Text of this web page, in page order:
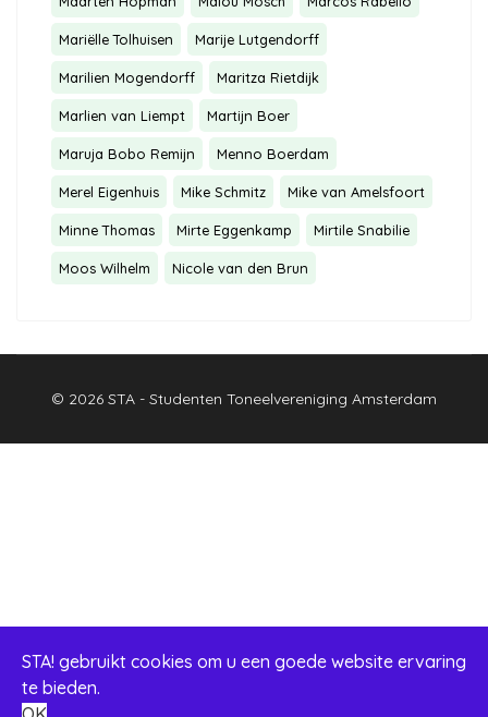
Mariëlle Tolhuisen Marije Lutgendorff
Marilien Mogendorff Maritza Rietdijk
Marlien van Liempt Martijn Boer
Maruja Bobo Remijn Menno Boerdam
Merel Eigenhuis Mike Schmitz Mike van Amelsfoort
Minne Thomas Mirte Eggenkamp Mirtile Snabilie
Moos Wilhelm Nicole van den Brun
© 2026 STA - Studenten Toneelvereniging Amsterdam
STA! gebruikt cookies om u een goede website ervaring
te bieden.